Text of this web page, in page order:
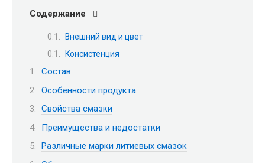
Содержание
Внешний вид и цвет
Консистенция
Состав
Особенности продукта
Свойства смазки
Преимущества и недостатки
Различные марки литиевых смазок